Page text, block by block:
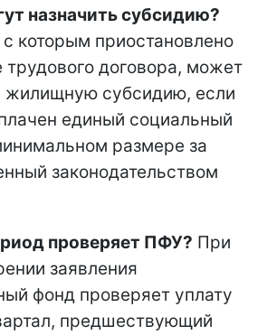
назначить субсидию?
которым приостановлено
трудового договора, может
жилищную субсидию, если
единый социальный
размере за
законодательством
проверяет ПФУ? При
заявления
фонд проверяет уплату
предшествующий